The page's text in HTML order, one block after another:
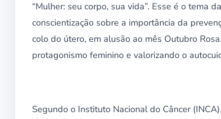
“Mulher: seu corpo, sua vida”. Esse é o tema
conscientização sobre a importância da
colo do útero, em alusão ao mês Outubro
protagonismo feminino e valorizando o
Segundo o Instituto Nacional do Câncer